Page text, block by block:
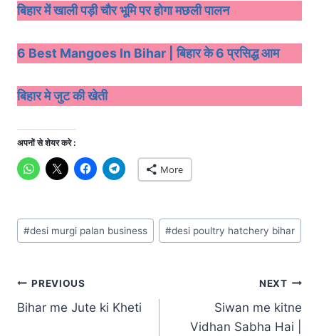
बिहार में खाली पड़ी चौर भूमि पर होगा मछली पालन
6 Best Mangoes In Bihar | बिहार के 6 प्रसिद्ध आम
बिहार मे जुट की खेती
अपनों से शेयर करे :
More
Post
Tags:
#desi murgi palan business #desi poultry hatchery bihar
Post
navigation
PREVIOUS
Bihar me Jute ki Kheti
NEXT
Siwan me kitne
Vidhan Sabha Hai |